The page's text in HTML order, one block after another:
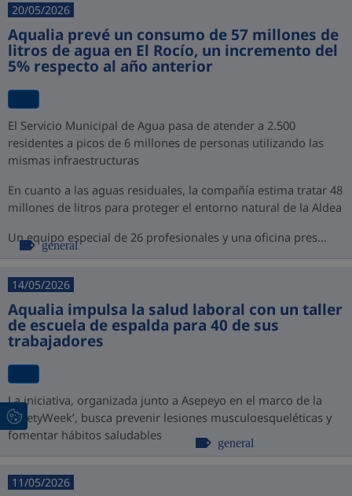
20/05/2026
Aqualia prevé un consumo de 57 millones de
litros de agua en El Rocío, un incremento del
5% respecto al año anterior
El Servicio Municipal de Agua pasa de atender a 2.500
residentes a picos de 6 millones de personas utilizando las
mismas infraestructuras
En cuanto a las aguas residuales, la compañía estima tratar 48
millones de litros para proteger el entorno natural de la Aldea
Un equipo especial de 26 profesionales y una oficina pres...
general
14/05/2026
Aqualia impulsa la salud laboral con un taller
de escuela de espalda para 40 de sus
trabajadores
La iniciativa, organizada junto a Asepeyo en el marco de la
‘SafetyWeek’, busca prevenir lesiones musculoesqueléticas y
fomentar hábitos saludables
general
11/05/2026